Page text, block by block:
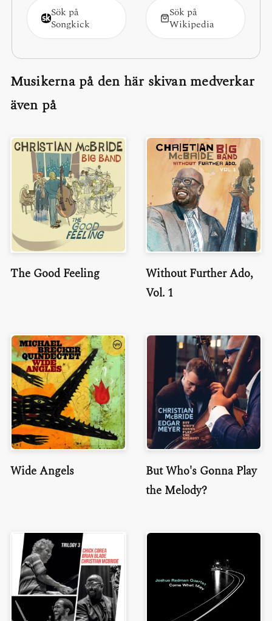
Sök på
Songkick
Sök på
Wikipedia
Musikerna på den här skivan medverkar
även på
The Good Feeling
Without Further Ado,
Vol. 1
Wide Angels
But Who's Gonna Play
the Melody?